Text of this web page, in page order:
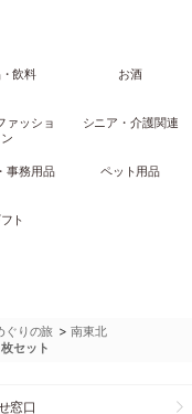
飲料 お酒
ァッショ
ン
シニア・介護関連
事務用品 ペット用品
ト
ぐりの旅 >南東北
セット
窓口